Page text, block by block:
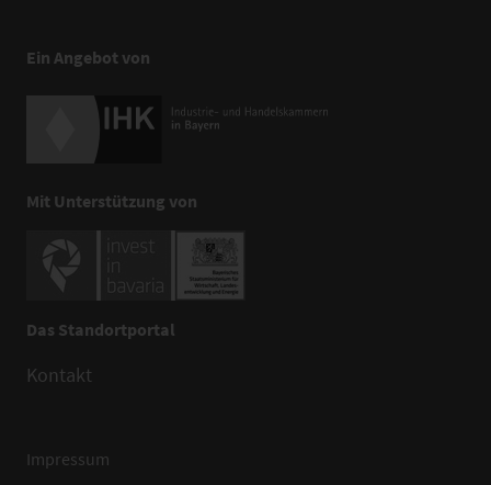
Ein Angebot von
Mit Unterstützung von
Das Standortportal
Kontakt
Impressum